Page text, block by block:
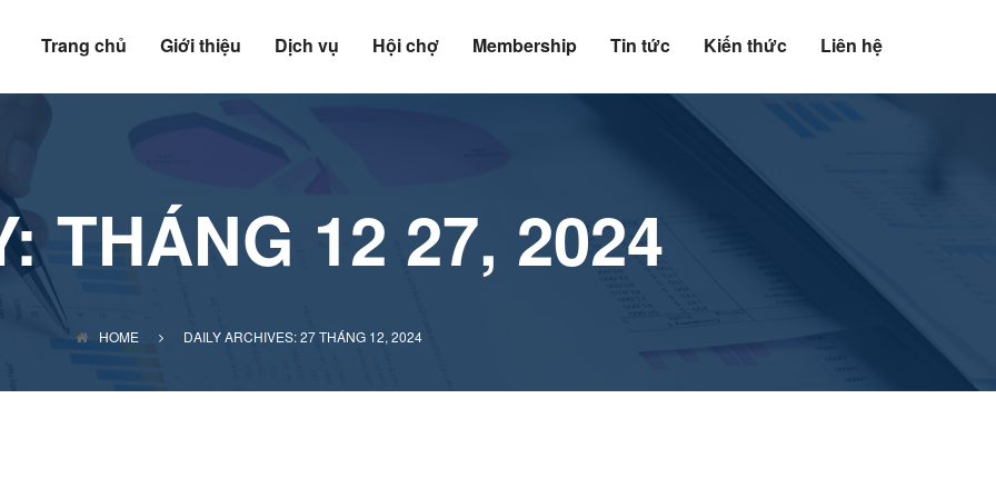
Trang chủ Giới thiệu Dịch vụ Hội chợ Membership Tin tức Kiến thức Liên hệ
THÁNG 12 27, 2024
HOME DAILY ARCHIVES: 27 THÁNG 12, 2024